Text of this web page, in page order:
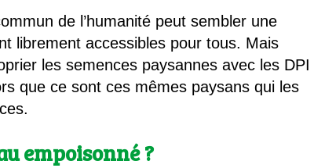
de l’humanité peut sembler une
librement accessibles pour tous. Mais
les semences paysannes avec les DPI
que ce sont ces mêmes paysans qui les
empoisonné ?